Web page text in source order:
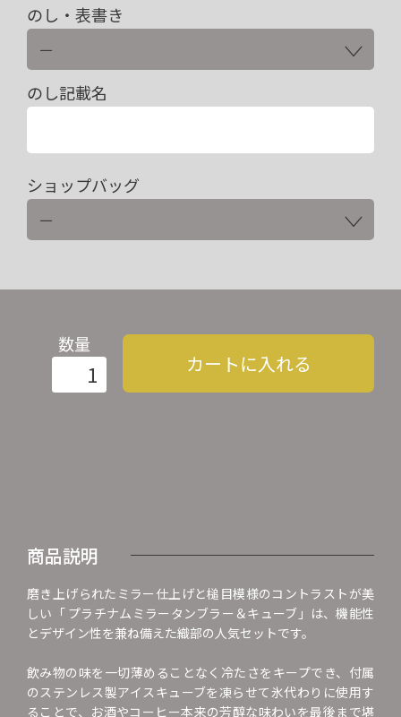
のし・表書き
のし記載名
ショップバッグ
数量
カートに入れる
商品説明
磨き上げられたミラー仕上げと槌目模様のコントラストが美
しい「 プラチナムミラータンブラー＆キューブ」は、機能性
とデザイン性を兼ね備えた織部の人気セットです。
飲み物の味を一切薄めることなく冷たさをキープでき、付属
のステンレス製アイスキューブを凍らせて氷代わりに使用す
ることで、お酒やコーヒー本来の芳醇な味わいを最後まで堪